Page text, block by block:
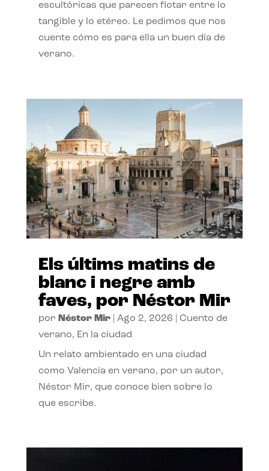
escultóricas que parecen flotar entre lo
tangible y lo etéreo. Le pedimos que nos
cuente cómo es para ella un buen día de
verano.
Els últims matins de
blanc i negre amb
faves, por Néstor Mir
por Néstor Mir| Ago 2, 2026
Cuento de
verano, En la ciudad
Un relato ambientado en una ciudad
como Valencia en verano, por un autor,
Néstor Mir, que conoce bien sobre lo
que escribe.